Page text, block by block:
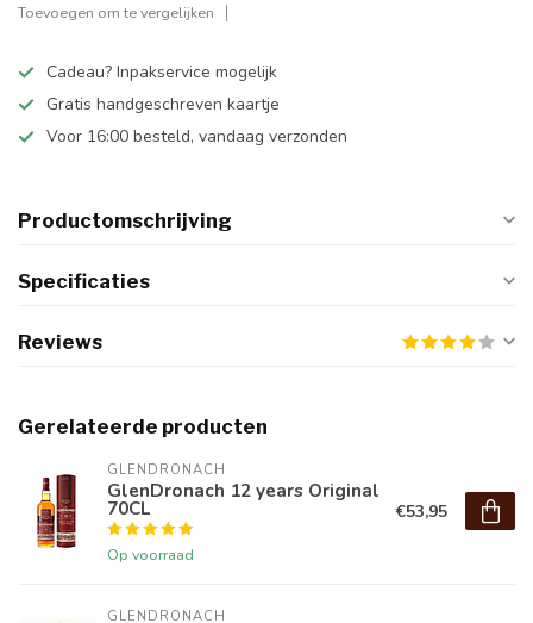
Toevoegen om te vergelijken
Cadeau? Inpakservice mogelijk
Gratis handgeschreven kaartje
Voor 16:00 besteld, vandaag verzonden
Productomschrijving
Specificaties
Reviews
Gerelateerde producten
GLENDRONACH
GlenDronach 12 years Original
70CL
Op voorraad
€53,95
GLENDRONACH